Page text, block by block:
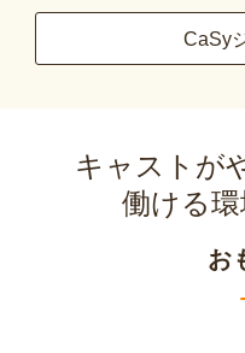
CaSy
キャストが
働ける
お